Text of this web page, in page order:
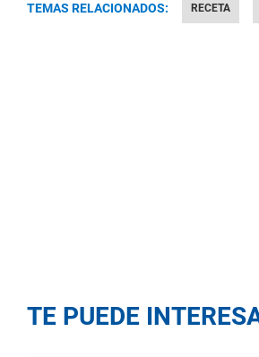
TEMAS RELACIONADOS: RECETA
TE PUEDE